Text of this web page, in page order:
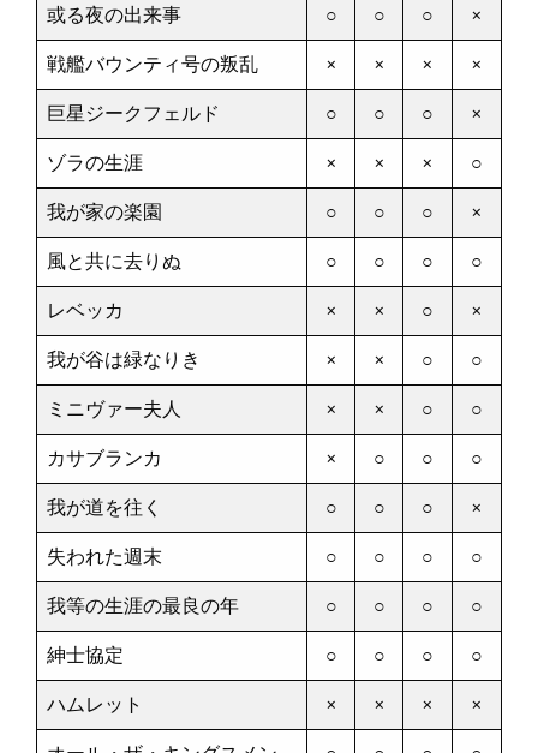
或る夜の出来事
○ ○ ○
×
戦艦バウンティ号の叛乱
× × ×
×
巨星ジークフェルド
○ ○ ○
×
ゾラの生涯
× × ×
○
我が家の楽園
○ ○ ○
×
風と共に去りぬ
○ ○ ○
○
レベッカ
× × ○
×
我が谷は緑なりき
× × ○
○
ミニヴァー夫人
× × ○
○
カサブランカ
× ○ ○
○
我が道を往く
○ ○ ○
×
失われた週末
○ ○ ○
○
我等の生涯の最良の年
○ ○ ○
○
紳士協定
○ ○ ○
○
ハムレット
× × ×
×